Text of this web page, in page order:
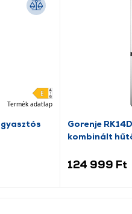
Termék adatlap
Gorenje
kombinált
124 999 Ft